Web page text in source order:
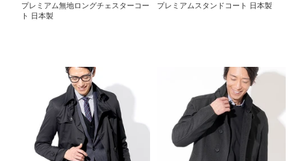
プレミアム無地ロングチェスターコー
ト 日本製
プレミアムスタンドコート 日本製